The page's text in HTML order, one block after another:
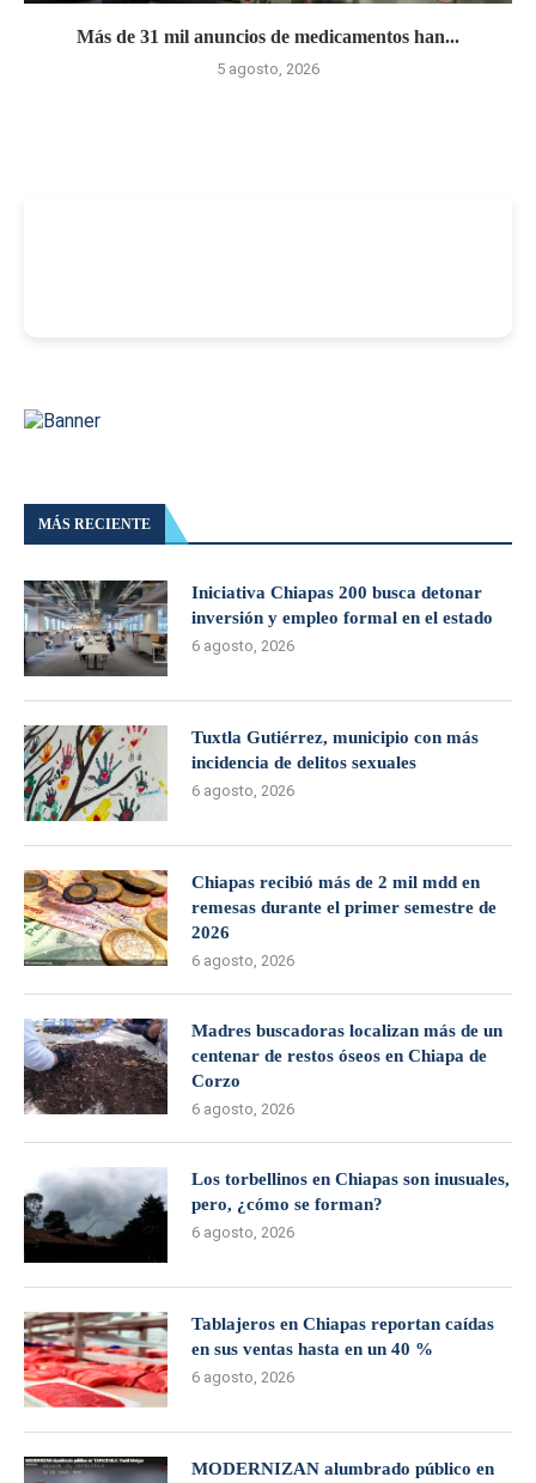
Más de 31 mil anuncios de medicamentos han...
5 agosto, 2026
MÁS RECIENTE
Iniciativa Chiapas 200 busca detonar
inversión y empleo formal en el estado
6 agosto, 2026
Tuxtla Gutiérrez, municipio con más
incidencia de delitos sexuales
6 agosto, 2026
Chiapas recibió más de 2 mil mdd en
remesas durante el primer semestre de
2026
6 agosto, 2026
Madres buscadoras localizan más de un
centenar de restos óseos en Chiapa de
Corzo
6 agosto, 2026
Los torbellinos en Chiapas son inusuales,
pero, ¿cómo se forman?
6 agosto, 2026
Tablajeros en Chiapas reportan caídas
en sus ventas hasta en un 40 %
6 agosto, 2026
MODERNIZAN alumbrado público en